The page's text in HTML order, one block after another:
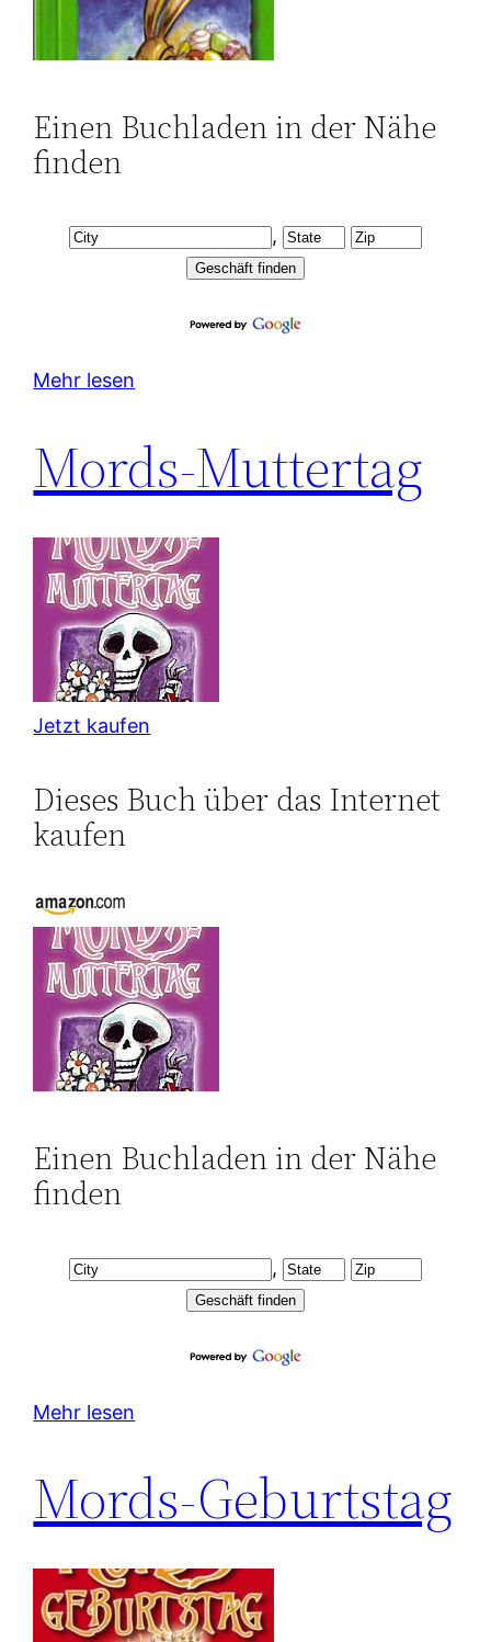
Einen Buchladen in der Nähe
finden
,
Mehr lesen
Mords-Muttertag
Jetzt kaufen
Dieses Buch über das Internet
kaufen
Einen Buchladen in der Nähe
finden
,
Mehr lesen
Mords-Geburtstag